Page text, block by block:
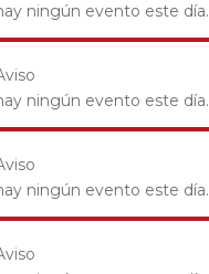
ningún evento este día.
ningún evento este día.
ningún evento este día.